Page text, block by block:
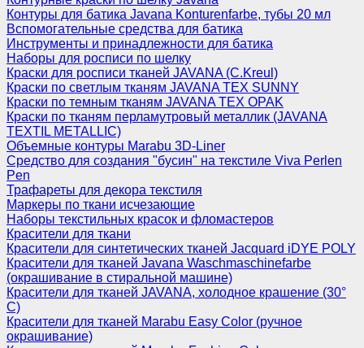
Контуры для батика Javana Konturenfarbe, тубы 20 мл
Вспомогательные средства для батика
Инструменты и принадлежности для батика
Наборы для росписи по шелку
Краски для росписи тканей JAVANA (C.Kreul)
Краски по светлым тканям JAVANA TEX SUNNY
Краски по темным тканям JAVANA TEX OPAK
Краски по тканям перламутровый металлик (JAVANA
TEXTIL METALLIC)
Объемные контуры Marabu 3D-Liner
Средство для создания "бусин" на текстиле Viva Perlen
Pen
Трафареты для декора текстиля
Маркеры по ткани исчезающие
Наборы текстильных красок и фломастеров
Красители для ткани
Красители для синтетических тканей Jacquard iDYE POLY
Красители для тканей Javana Waschmaschinefarbe
(окрашивание в стиральной машине)
Красители для тканей JAVANA, холодное крашение (30°
С)
Красители для тканей Marabu Easy Color (ручное
окрашивание)